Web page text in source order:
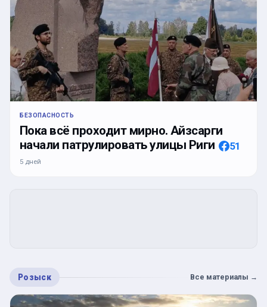
БЕЗОПАСНОСТЬ
Пока всё проходит мирно. Айзсарги
начали патрулировать улицы Риги
51
5 дней
Розыск Все материалы →